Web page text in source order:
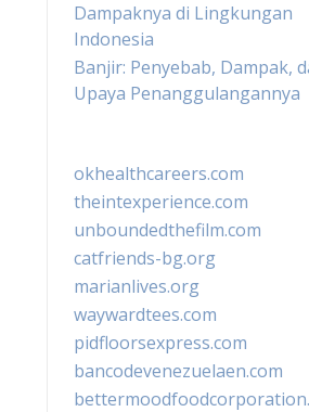
Dampaknya di Lingkungan
Indonesia
Banjir: Penyebab, Dampak,
Upaya Penanggulangannya
okhealthcareers.com
theintexperience.com
unboundedthefilm.com
catfriends-bg.org
marianlives.org
waywardtees.com
pidfloorsexpress.com
bancodevenezuelaen.com